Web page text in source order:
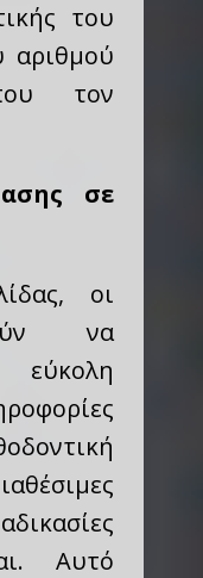
του
αριθμού
τον
σε
οι
να
Αυτό